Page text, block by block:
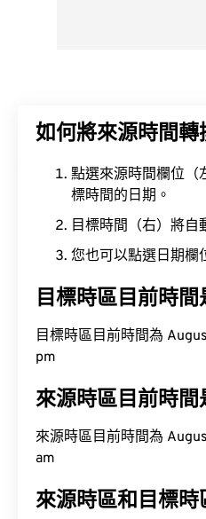
如何將來源時間轉
點選來源時間欄位（
標時間的日期。
目標時間（右）將自
您也可以點選日期欄
目標時區目前時間
目標時區目前時間為
pm
來源時區目前時間
來源時區目前時間為
am
來源時區和目標時